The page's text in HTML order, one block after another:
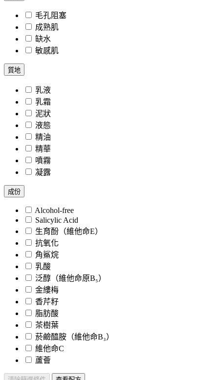
毛孔阻塞
成熟肌
缺水
敏感肌
質地
乳液
乳霜
泥狀
液態
精油
精華
噴霧
凝露
成份
Alcohol-free
Salicylic Acid
生育酚（維他命E）
抗氧化
角鯊烷
乳酸
泛醇（維他命原B₅）
金縷梅
香芹籽
脂肪酸
茶樹葉
菸鹼醯胺（維他命B₃）
維他命C
蘆薈